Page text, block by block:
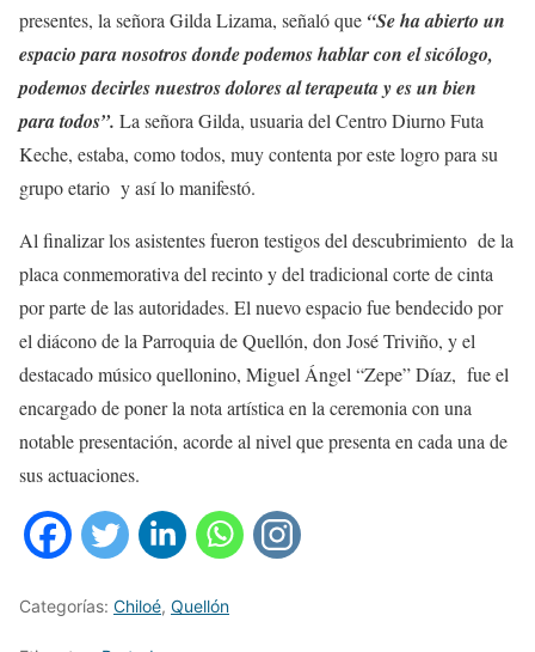
presentes, la señora Gilda Lizama, señaló que “Se ha abierto un
espacio para nosotros donde podemos hablar con el sicólogo,
podemos decirles nuestros dolores al terapeuta y es un bien
para todos”. La señora Gilda, usuaria del Centro Diurno Futa
Keche, estaba, como todos, muy contenta por este logro para su
grupo etario y así lo manifestó.
Al finalizar los asistentes fueron testigos del descubrimiento de la
placa conmemorativa del recinto y del tradicional corte de cinta
por parte de las autoridades. El nuevo espacio fue bendecido por
el diácono de la Parroquia de Quellón, don José Triviño, y el
destacado músico quellonino, Miguel Ángel “Zepe” Díaz, fue el
encargado de poner la nota artística en la ceremonia con una
notable presentación, acorde al nivel que presenta en cada una de
sus actuaciones.
Categorías: Chiloé, Quellón